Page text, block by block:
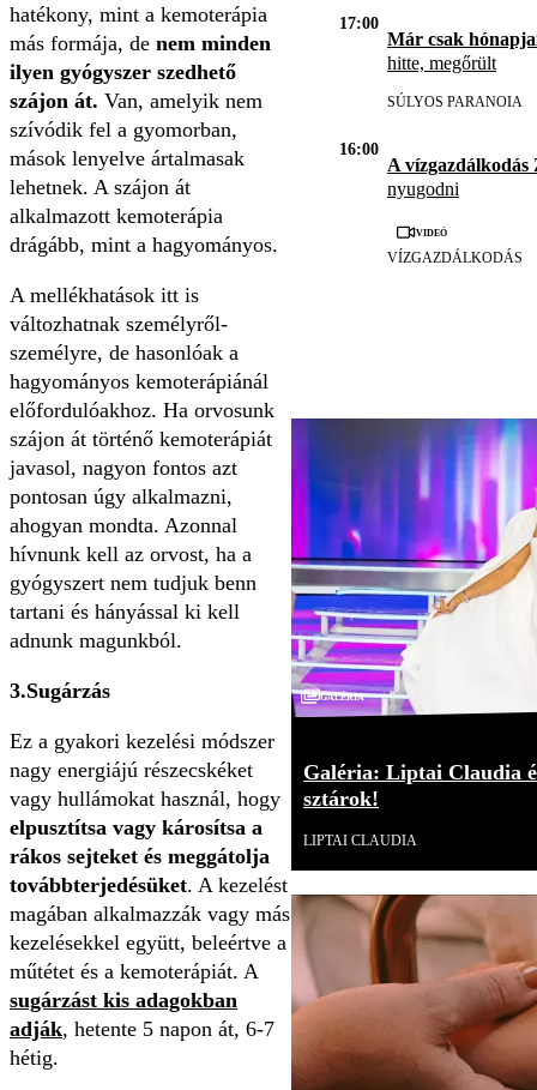
hatékony, mint a kemoterápia
más formája, de nem minden
ilyen gyógyszer szedhető
szájon át. Van, amelyik nem
szívódik fel a gyomorban,
mások lenyelve ártalmasak
lehetnek. A szájon át
alkalmazott kemoterápia
drágább, mint a hagyományos.
A mellékhatások itt is
változhatnak személyről-
személyre, de hasonlóak a
hagyományos kemoterápiánál
előfordulóakhoz. Ha orvosunk
szájon át történő kemoterápiát
javasol, nagyon fontos azt
pontosan úgy alkalmazni,
ahogyan mondta. Azonnal
hívnunk kell az orvost, ha a
gyógyszert nem tudjuk benn
tartani és hányással ki kell
adnunk magunkból.
3.Sugárzás
Ez a gyakori kezelési módszer
nagy energiájú részecskéket
vagy hullámokat használ, hogy
elpusztítsa vagy károsítsa a
rákos sejteket és meggátolja
továbbterjedésüket. A kezelést
magában alkalmazzák vagy más
kezelésekkel együtt, beleértve a
műtétet és a kemoterápiát. A
sugárzást kis adagokban
adják, hetente 5 napon át, 6-7
hétig.
17:00
Már csak
hitte, megőrült
SÚLYOS PARANOIA
16:00
A vízgazdálkodás
nyugodni
Videó
VÍZGAZDÁLKODÁS
Galéria
Galéria: Liptai Claudia
sztárok!
LIPTAI CLAUDIA